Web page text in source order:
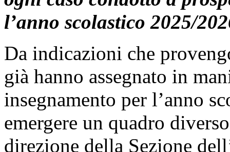
l’anno scolastico 2025/
Da indicazioni che
già hanno assegnato in
insegnamento per l’anno
emergere un quadro
direzione della Sezione